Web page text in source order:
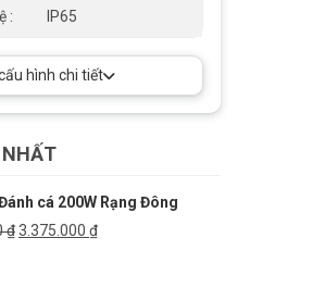
: IP65
hình chi tiết
cá 200W Rạng Đông
₫Giá
3.375.000 ₫Giá